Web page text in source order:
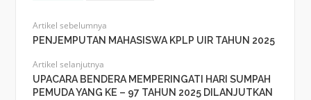
Artikel sebelumnya
PENJEMPUTAN MAHASISWA KPLP UIR TAHUN 2025
Artikel selanjutnya
UPACARA BENDERA MEMPERINGATI HARI SUMPAH
PEMUDA YANG KE – 97 TAHUN 2025 DILANJUTKAN